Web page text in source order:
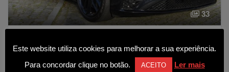
33
249 990€
Este website utiliza cookies para melhorar a sua experiência.
Para concordar clique no botão.
ACEITO Ler mais